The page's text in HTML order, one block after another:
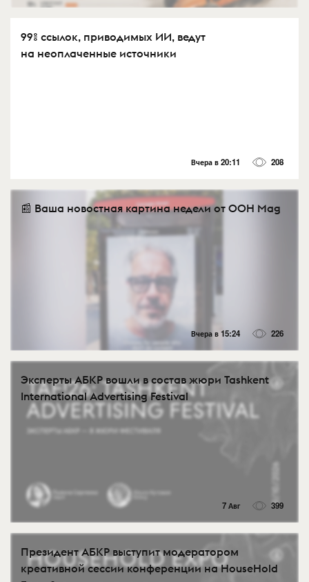
99% ссылок, приводимых ИИ, ведут
на неоплаченные источники
Вчера в 20:11 208
📰 Ваша новостная картина недели от OOH Mag
Вчера в 15:24 226
Эксперты АБКР вошли в состав жюри Tashkent
International Advertising Festival
7 Авг 399
Президент АБКР выступит модератором
креативной сессии конференции на HouseHold